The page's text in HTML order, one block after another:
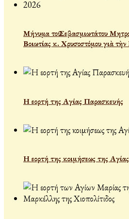
Μήνυμα τοῦ Σεβασμιωτάτου
Βοιωτίας κ. Χρυσοστόμου γιὰ
Η εορτή της Αγίας Παρασκευής
Η εορτή της κοιμήσεως της